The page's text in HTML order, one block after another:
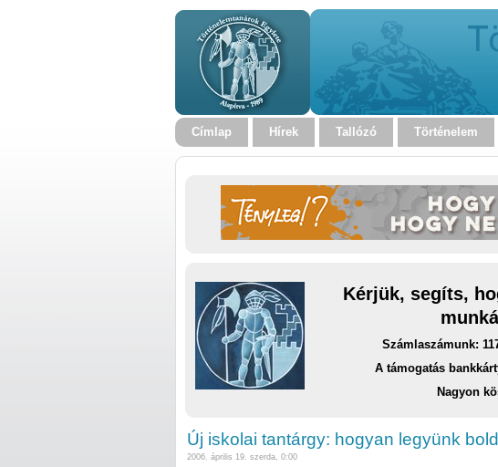
Címlap Hírek Tallózó Történelem
Kérjük, segíts,
Számlaszámunk:
A támogatás
Nagyon
Új iskolai tantárgy: hogyan legyünk
2006. április 19. szerda, 0:00